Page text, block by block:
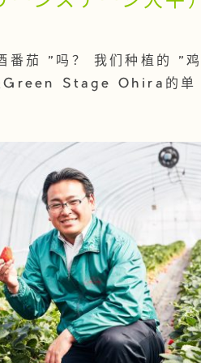
番茄 "吗？ 我们种植的 "鸡
Green Stage Ohira的单